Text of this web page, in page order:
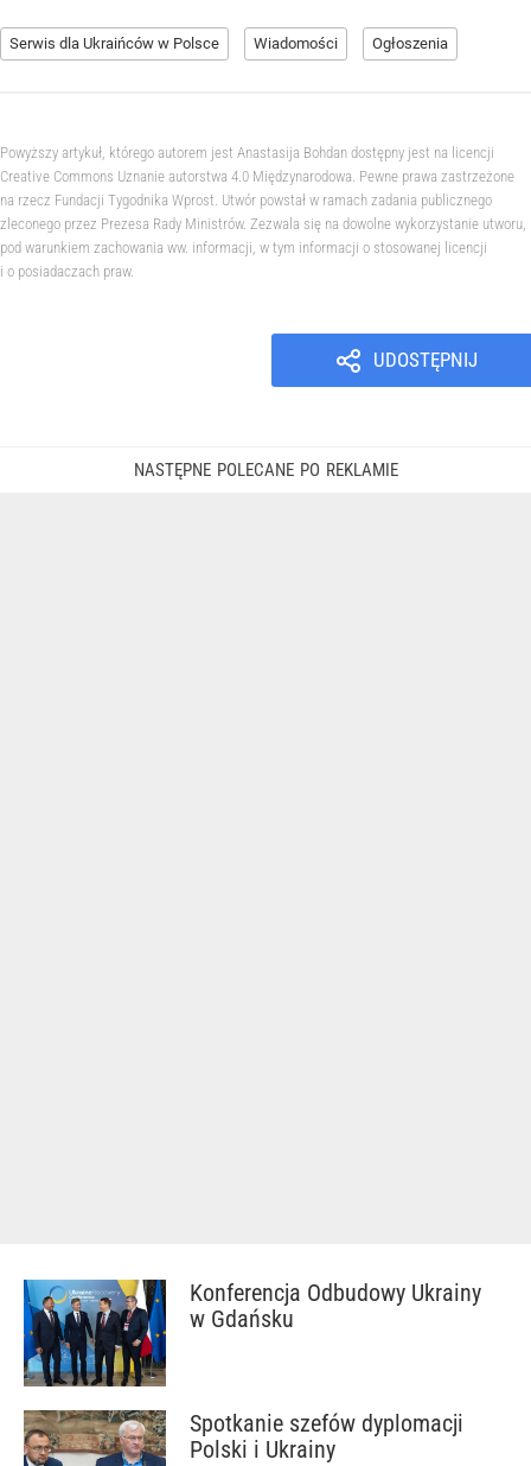
Serwis dla Ukraińców w Polsce Wiadomości Ogłoszenia
Powyższy artykuł, którego autorem jest Anastasija Bohdan dostępny jest na licencji
Creative Commons Uznanie autorstwa 4.0 Międzynarodowa. Pewne prawa zastrzeżone
na rzecz Fundacji Tygodnika Wprost. Utwór powstał w ramach zadania publicznego
zleconego przez Prezesa Rady Ministrów. Zezwala się na dowolne wykorzystanie utworu,
pod warunkiem zachowania ww. informacji, w tym informacji o stosowanej licencji
i o posiadaczach praw.
UDOSTĘPNIJ
Konferencja Odbudowy Ukrainy
w Gdańsku
Spotkanie szefów dyplomacji
Polski i Ukrainy